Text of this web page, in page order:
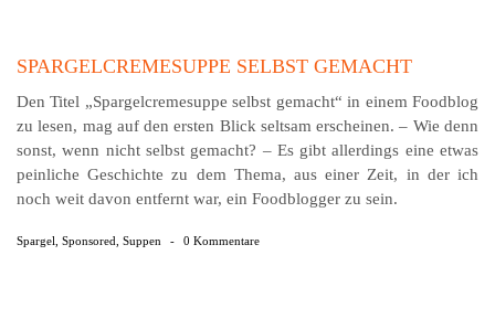
SPARGELCREMESUPPE SELBST GEMACHT
Den Titel „Spargelcremesuppe selbst gemacht“ in einem Foodblog
zu lesen, mag auf den ersten Blick seltsam erscheinen. – Wie denn
sonst, wenn nicht selbst gemacht? – Es gibt allerdings eine etwas
peinliche Geschichte zu dem Thema, aus einer Zeit, in der ich
noch weit davon entfernt war, ein Foodblogger zu sein.
Spargel Sponsored Suppen - 0 Kommentare